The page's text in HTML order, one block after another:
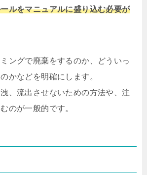
ルをマニュアルに盛り込む必要が
ングで廃棄をするのか、どういっ
かなどを明確にします。
、流出させないための方法や、注
のが一般的です。